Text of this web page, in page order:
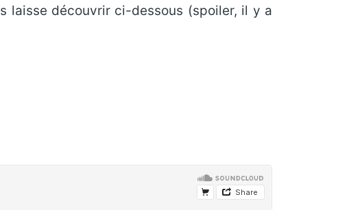
laisse découvrir ci-dessous (spoiler, il y a